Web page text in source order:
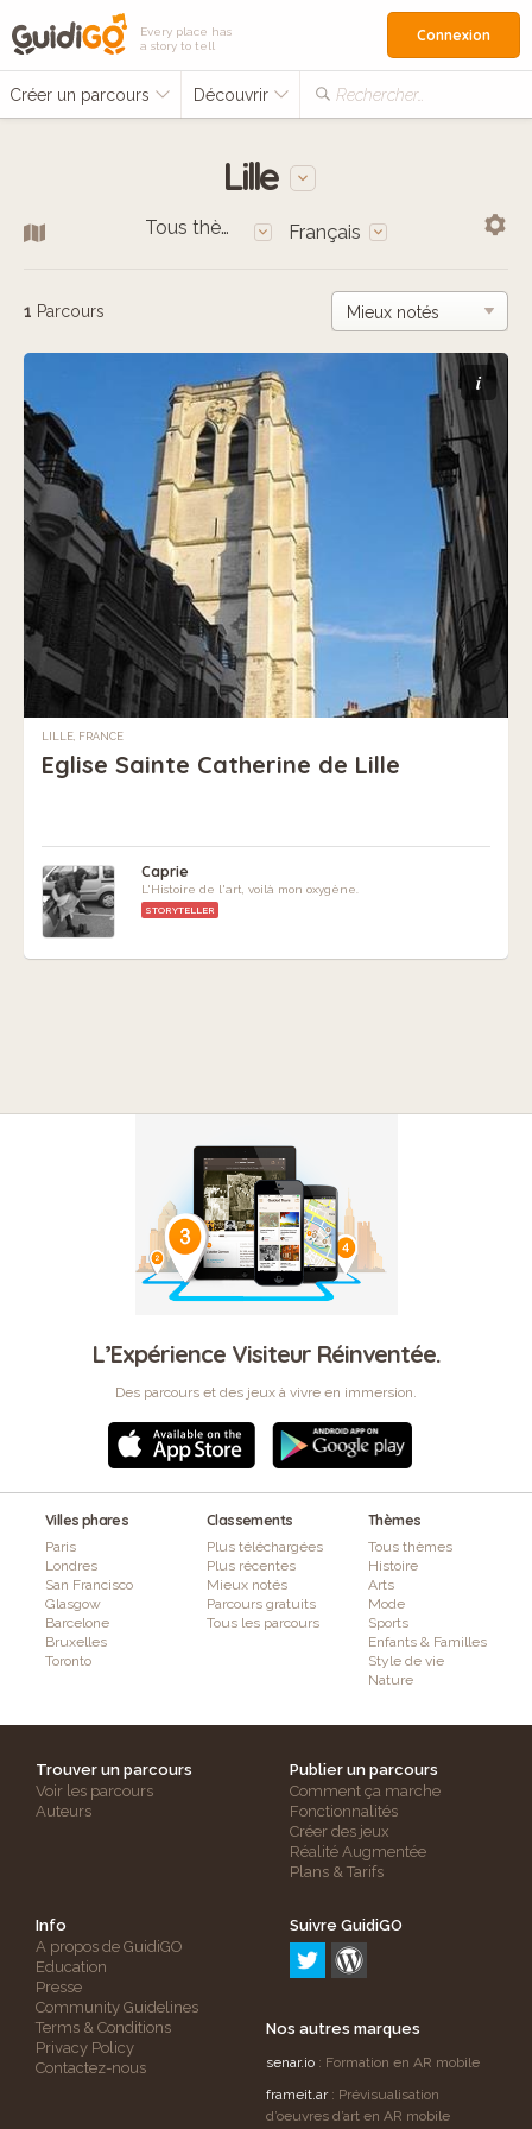
Every place has
a story to tell
Créer un parcours Découvrir Rechercher…
Connexion
Lille
Tous thèmes Français
1 Parcours
i
LILLE, FRANCE
Eglise Sainte Catherine de Lille
Caprie
L'Histoire de l'art, voilà mon oxygène.
STORYTELLER
L’Expérience Visiteur Réinventée.
Des parcours et des jeux à vivre en immersion.
Villes phares
Paris
Londres
San Francisco
Glasgow
Barcelone
Bruxelles
Toronto
Classements
Plus téléchargées
Plus récentes
Mieux notés
Parcours gratuits
Tous les parcours
Thèmes
Tous thèmes
Histoire
Arts
Mode
Sports
Enfants & Familles
Style de vie
Nature
Trouver un parcours
Voir les parcours
Auteurs
Publier un parcours
Comment ça marche
Fonctionnalités
Créer des jeux
Réalité Augmentée
Plans & Tarifs
Info
A propos de GuidiGO
Education
Presse
Community Guidelines
Terms & Conditions
Privacy Policy
Contactez-nous
Suivre GuidiGO
Nos autres marques
senar.io : Formation en AR mobile
frameit.ar: Prévisualisation
d’oeuvres d’art en AR mobile